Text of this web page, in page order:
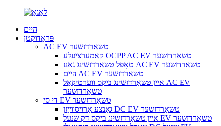
היים
פּראָדוקטן
AC EV טשאַרדזשער
קאמערציעלע OCPP AC EV טשאַרדזשער
טאָפּל טשאַרדזשינג גאַנז AC EV טשאַרדזשער
היים AC EV טשאַרדזשער
איין טשאַרדזשינג ביקס ווערטיקאַל AC EV
טשאַרדזשער
די סי EV טשאַרדזשער
גאַנצע אַרויסווייַזן DC EV טשאַרדזשער
איין טשאַרדזשינג ביקס דק שנעל EV טשאַרדזשער